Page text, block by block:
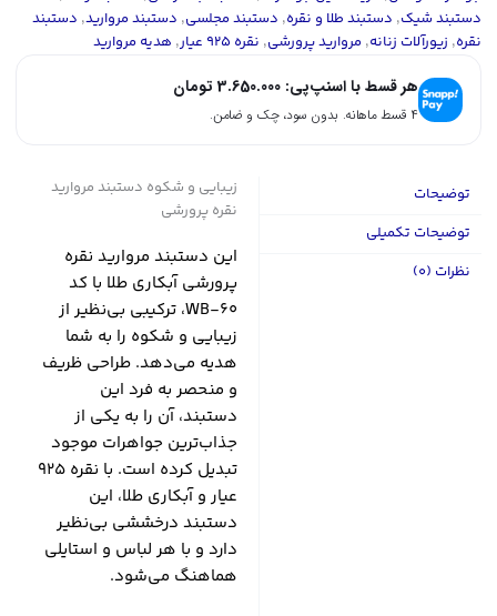
دستبند شیک, دستبند طلا و نقره, دستبند مجلسی, دستبند مروارید, دستبند
نقره, زیورآلات زنانه, مروارید پرورشی, نقره 925 عیار , هدیه مروارید
هر قسط با اسنپ‌پی: 3.650.000 تومان
۴ قسط ماهانه. بدون سود، چک و ضامن.
توضیحات
توضیحات تکمیلی
نظرات (0)
زیبایی و شکوه دستبند مروارید
نقره پرورشی
این دستبند مروارید نقره
پرورشی آبکاری طلا با کد
WB-60، ترکیبی بی‌نظیر از
زیبایی و شکوه را به شما
هدیه می‌دهد. طراحی ظریف
و منحصر به فرد این
دستبند، آن را به یکی از
جذاب‌ترین جواهرات موجود
تبدیل کرده است. با نقره 925
عیار و آبکاری طلا، این
دستبند درخششی بی‌نظیر
دارد و با هر لباس و استایلی
هماهنگ می‌شود.